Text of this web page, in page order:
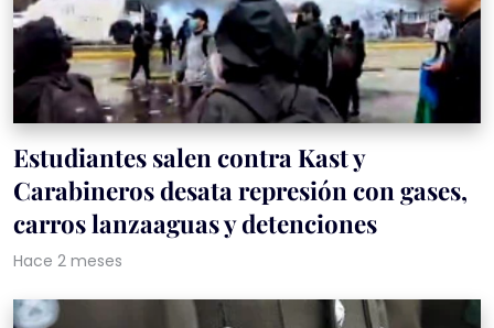
Estudiantes salen contra Kast y
Carabineros desata represión con gases,
carros lanzaaguas y detenciones
Hace 2 meses